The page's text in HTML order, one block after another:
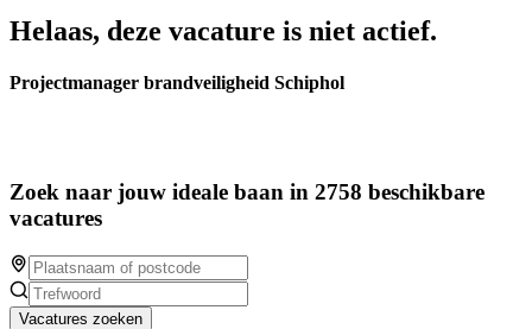
Helaas, deze vacature is niet actief.
Projectmanager brandveiligheid Schiphol
Zoek naar jouw ideale baan in 2758 beschikbare
vacatures
Vacatures zoeken